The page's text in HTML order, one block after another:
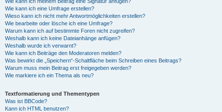
Wie kann ich eine Umfrage erstellen?
Wieso kann ich nicht mehr Antwortmöglichkeiten erstellen?
Wie bearbeite oder lösche ich eine Umfrage?
Warum kann ich auf bestimmte Foren nicht zugreifen?
Weshalb kann ich keine Dateianhänge anfügen?
Weshalb wurde ich verwarnt?
Wie kann ich Beiträge den Moderatoren melden?
Was bewirkt die „Speichern“-Schaltfläche beim Schreiben eines Beitrags?
Warum muss mein Beitrag erst freigegeben werden?
Wie markiere ich ein Thema als neu?
Textformatierung und Thementypen
Was ist BBCode?
Kann ich HTML benutzen?